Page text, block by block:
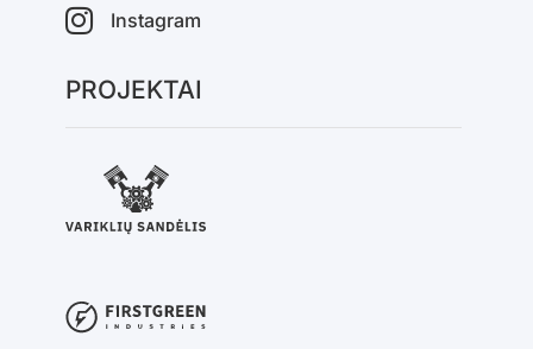
Instagram
PROJEKTAI